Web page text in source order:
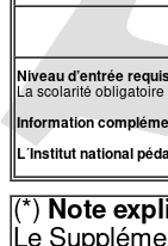
Niveau d’entrée
La scolarité obligatoire
Information
L´Institut national
(*) Note